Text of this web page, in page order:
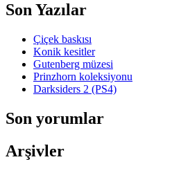
Son Yazılar
Çiçek baskısı
Konik kesitler
Gutenberg müzesi
Prinzhorn koleksiyonu
Darksiders 2 (PS4)
Son yorumlar
Arşivler